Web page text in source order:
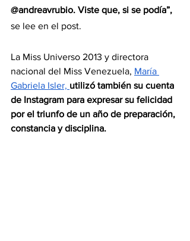
@andreavrubio. Viste que, si se podía”,
se lee en el post.
La Miss Universo 2013 y directora
nacional del Miss Venezuela, María
Gabriela Isler, utilizó también su cuenta
de Instagram para expresar su felicidad
por el triunfo de un año de preparación,
constancia y disciplina.